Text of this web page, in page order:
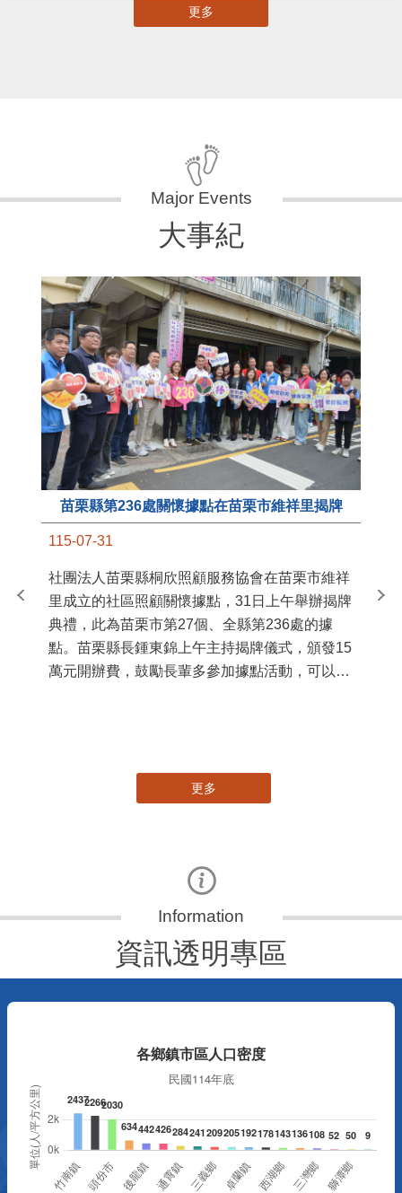
更多
大事紀
苗栗縣第236處關懷據點在苗栗市維祥里揭牌
115-07-31
社團法人苗栗縣桐欣照顧服務協會在苗栗市維祥
里成立的社區照顧關懷據點，31日上午舉辦揭牌
典禮，此為苗栗市第27個、全縣第236處的據
點。苗栗縣長鍾東錦上午主持揭牌儀式，頒發15
萬元開辦費，鼓勵長輩多參加據點活動，可以更
苗
更多
資訊透明專區